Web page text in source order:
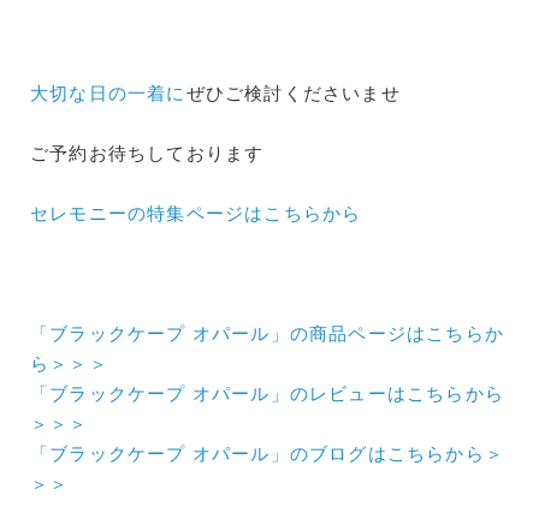
大切な日の一着に ぜひご検討くださいませ
ご予約お待ちしております
セレモニーの特集ページはこちらから
「ブラックケープ オパール」の商品ページはこちらか
ら＞＞＞
「ブラックケープ オパール」のレビューはこちらから
＞＞＞
「ブラックケープ オパール」のブログはこちらから＞
＞＞